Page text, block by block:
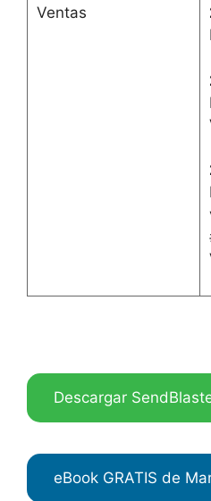
Ventas
Descargar
eBook GRATIS de